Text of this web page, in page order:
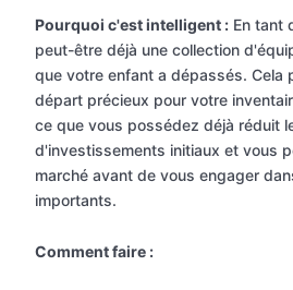
Pourquoi c'est intelligent : En tant
peut-être déjà une collection
que votre enfant a dépassés. Cela
départ précieux pour votre
ce que vous possédez déjà réduit
d'investissements initiaux et vous
marché avant de vous engager
importants.
Comment faire :